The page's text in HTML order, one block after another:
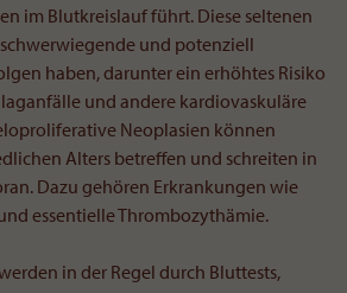
im Blutkreislauf führt. Diese seltenen
und potenziell
haben, darunter ein erhöhtes Risiko
und andere kardiovaskuläre
Neoplasien können
Alters betreffen und schreiten in
Dazu gehören Erkrankungen wie
essentielle Thrombozythämie.
in der Regel durch Bluttests,